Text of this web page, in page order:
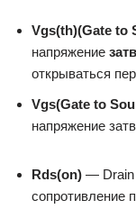
Vgs(th)(Gate to
напряжение
открываться
Vgs(Gate to
напряжение
Rds(on) — Drain
сопротивление